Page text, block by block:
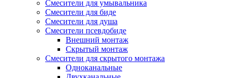
Смесители для умывальника
Смесители для биде
Смесители для душа
Смесители псевдобиде
Внешний монтаж
Скрытый монтаж
Смесители для скрытого монтажа
Одноканальные